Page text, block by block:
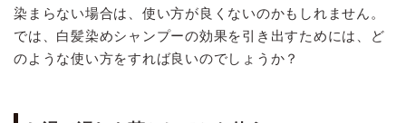
染まらない場合は、使い方が良くないのかもしれません。
では、白髪染めシャンプーの効果を引き出すためには、ど
のような使い方をすれば良いのでしょうか？